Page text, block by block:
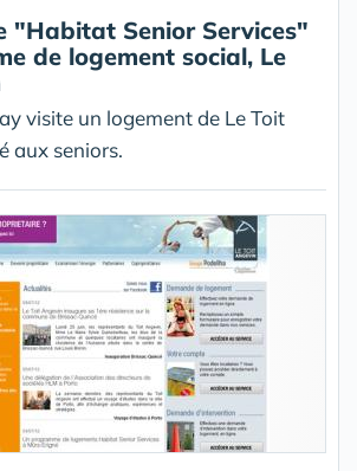
"Habitat Senior Services"
de logement social, Le
visite un logement de Le Toit
aux seniors.